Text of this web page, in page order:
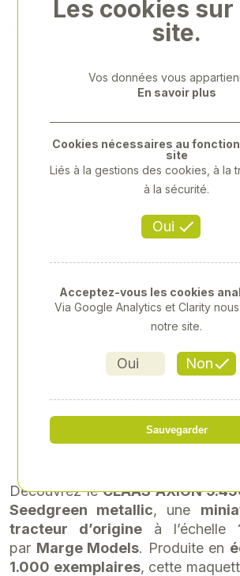
Previous
ÉDITION LIMITÉE
EMPLAIRES
Référence: CLA-
143,21 € TTC
soit 119,34 € HT
Découvrez leCLAAS AXION
Seedgreen metallic, une
tracteur d’origine à l’échelle
par Marge Models. Produite en
1.000 exemplaires, cette
Les cookies
site.
Vos données vous
En savoir plus
Oui
Cookies nécessaires au
site
Liés à la gestions des cookies, à la
à la sécurité.
Oui Non
Acceptez-vous les cookies
Via Google Analytics et Clarity
notre site.
Sauvegarder